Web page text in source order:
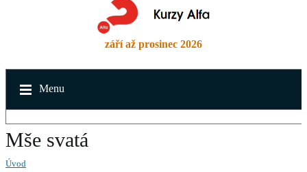
září až prosinec 2026
Menu
Mše svatá
Úvod